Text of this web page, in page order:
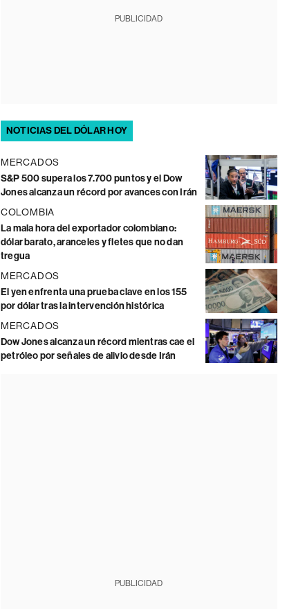
PUBLICIDAD
NOTICIAS DEL DÓLAR HOY
MERCADOS
S&P 500 supera los 7.700 puntos y el Dow
Jones alcanza un récord por avances con Irán
COLOMBIA
La mala hora del exportador colombiano:
dólar barato, aranceles y fletes que no dan
tregua
MERCADOS
El yen enfrenta una prueba clave en los 155
por dólar tras la intervención histórica
MERCADOS
Dow Jones alcanza un récord mientras cae el
petróleo por señales de alivio desde Irán
PUBLICIDAD